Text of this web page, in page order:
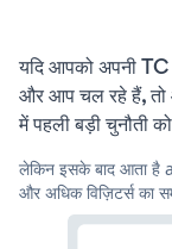
यदि आपको अपनी
और आप चल रहे हैं, तो
में पहली बड़ी चुनौती
लेकिन इसके बाद आता
और अधिक विज़िटर्स का